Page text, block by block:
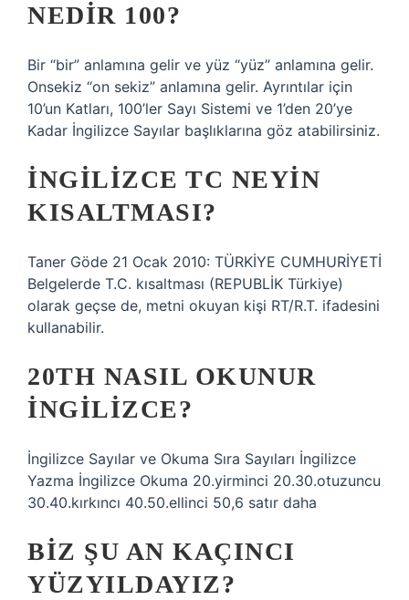
NEDIR 100?
Bir “bir” anlamına gelir ve yüz “yüz” anlamına gelir.
Onsekiz “on sekiz” anlamına gelir. Ayrıntılar için
10’un Katları, 100’ler Sayı Sistemi ve 1’den 20’ye
Kadar İngilizce Sayılar başlıklarına göz atabilirsiniz.
İNGILIZCE TC NEYIN
KISALTMASI?
Taner Göde 21 Ocak 2010: TÜRKİYE CUMHURİYETİ
Belgelerde T.C. kısaltması (REPUBLİK Türkiye)
olarak geçse de, metni okuyan kişi RT/R.T. ifadesini
kullanabilir.
20TH NASIL OKUNUR
INGILIZCE?
İngilizce Sayılar ve Okuma Sıra Sayıları İngilizce
Yazma İngilizce Okuma 20.yirminci 20.30.otuzuncu
30.40.kırkıncı 40.50.ellinci 50,6 satır daha
BIZ ŞU AN KAÇINCI
YÜZYILDAYIZ?